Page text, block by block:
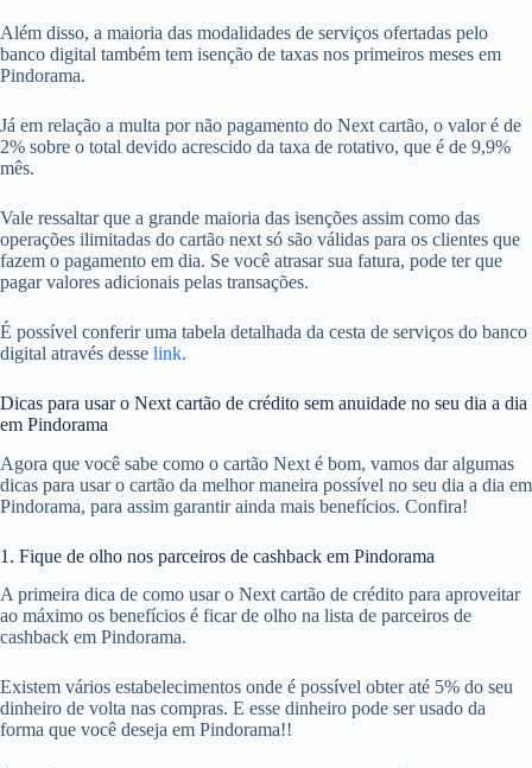
Além disso, a maioria das modalidades de serviços ofertadas pelo
banco digital também tem isenção de taxas nos primeiros meses em
Pindorama.
Já em relação a multa por não pagamento do Next cartão, o valor é de
2% sobre o total devido acrescido da taxa de rotativo, que é de 9,9%
mês.
Vale ressaltar que a grande maioria das isenções assim como das
operações ilimitadas do cartão next só são válidas para os clientes que
fazem o pagamento em dia. Se você atrasar sua fatura, pode ter que
pagar valores adicionais pelas transações.
É possível conferir uma tabela detalhada da cesta de serviços do banco
digital através desse link.
Dicas para usar o Next cartão de crédito sem anuidade no seu dia a dia
em Pindorama
Agora que você sabe como o cartão Next é bom, vamos dar algumas
dicas para usar o cartão da melhor maneira possível no seu dia a dia em
Pindorama, para assim garantir ainda mais benefícios. Confira!
1. Fique de olho nos parceiros de cashback em Pindorama
A primeira dica de como usar o Next cartão de crédito para aproveitar
ao máximo os benefícios é ficar de olho na lista de parceiros de
cashback em Pindorama.
Existem vários estabelecimentos onde é possível obter até 5% do seu
dinheiro de volta nas compras. E esse dinheiro pode ser usado da
forma que você deseja em Pindorama!!